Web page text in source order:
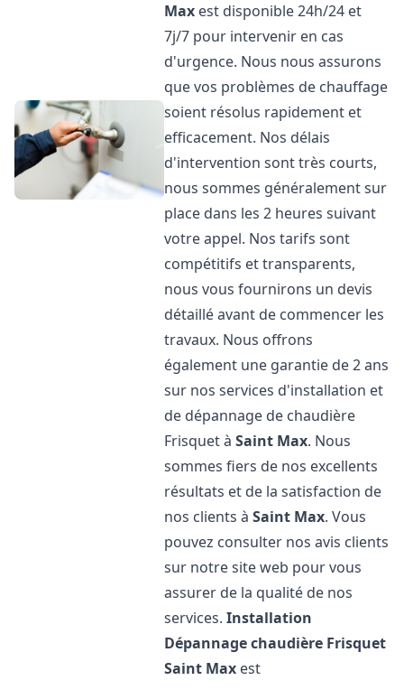
Max est disponible 24h/24 et
7j/7 pour intervenir en cas
d'urgence. Nous nous assurons
que vos problèmes de chauffage
soient résolus rapidement et
efficacement. Nos délais
d'intervention sont très courts,
nous sommes généralement sur
place dans les 2 heures suivant
votre appel. Nos tarifs sont
compétitifs et transparents,
nous vous fournirons un devis
détaillé avant de commencer les
travaux. Nous offrons
également une garantie de 2 ans
sur nos services d'installation et
de dépannage de chaudière
Frisquet àSaint Max. Nous
sommes fiers de nos excellents
résultats et de la satisfaction de
nos clients àSaint Max. Vous
pouvez consulter nos avis clients
sur notre site web pour vous
assurer de la qualité de nos
services.Installation
Dépannage chaudière Frisquet
Saint Max est